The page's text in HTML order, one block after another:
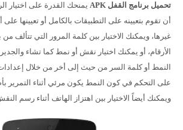
تحميل برنامج القفل APK
يمنحك القدرة على اختيار
أن تقوم بتعيينه على التطبيقات بالكامل أو تعيينها
غيرها، ويمكنك الاختيار بين كلمة المرور التي تتألف
الأرقام، أو يمكنك اختيار نقش أو نمط كما تشاء والجدير
النمط أو كلمة السر من حيث إلى أخر من خلال
على التحكم في كون النمط يكون مرئي أثناء التمرير
ويمكنك أيضاً الاختيار بين اهتزاز الهاتف أثناء رسم